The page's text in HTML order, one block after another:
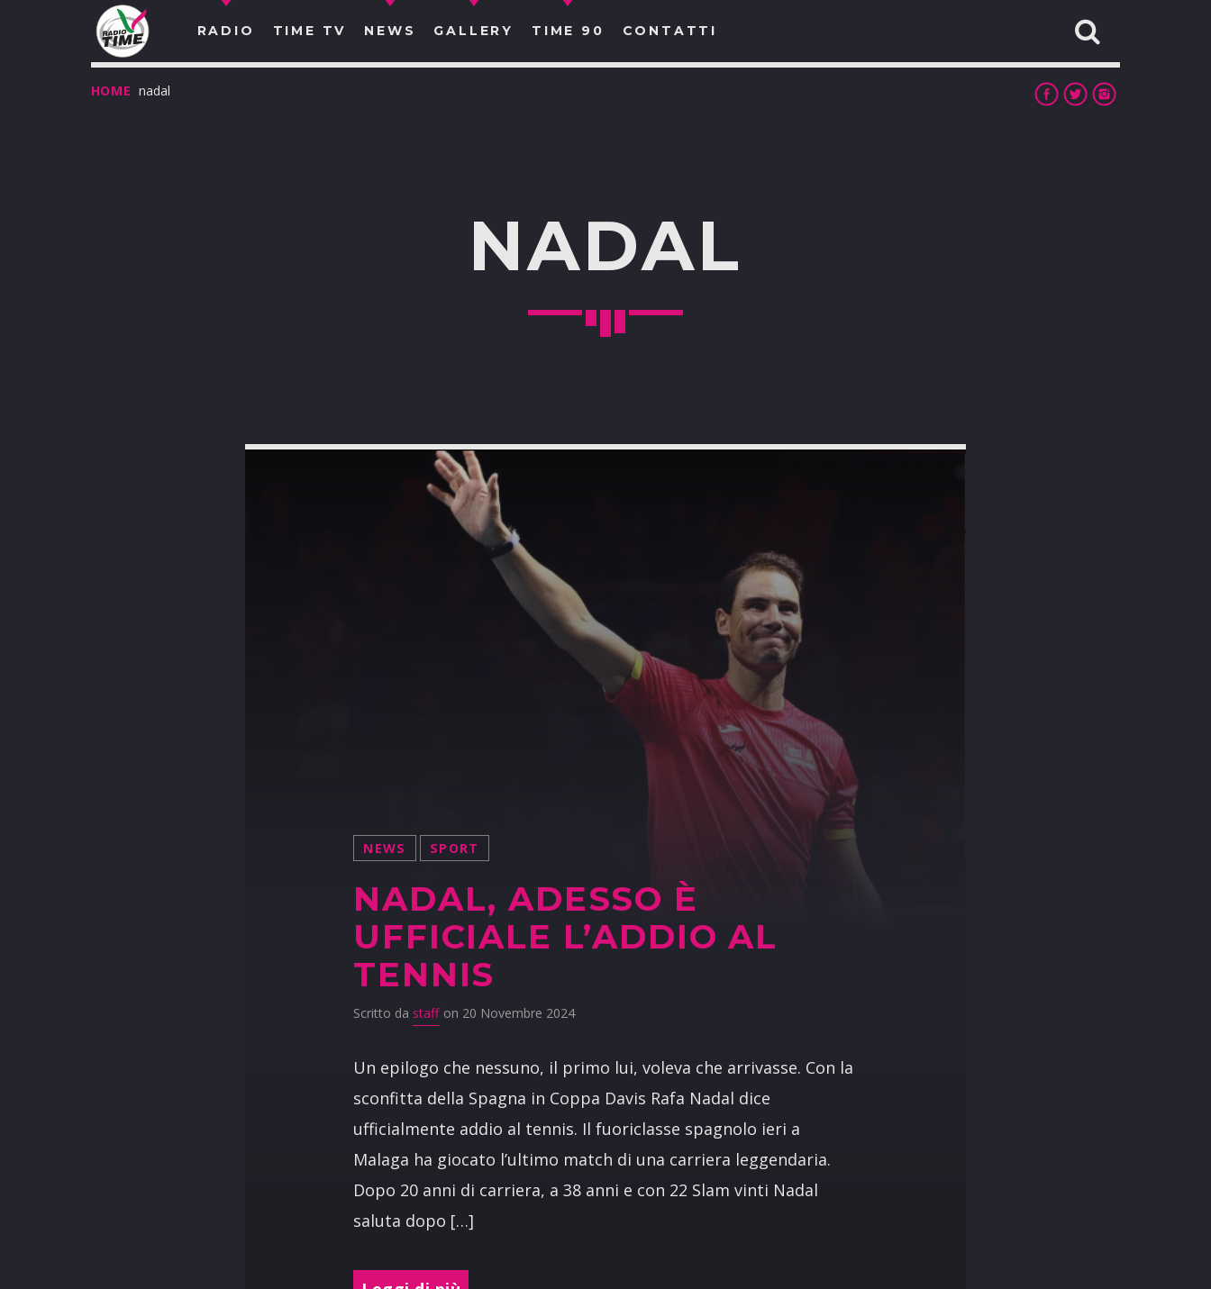
RADIO TIME TV NEWS GALLERY TIME 90 CONTATTI
HOME nadal
NADAL
NEWS SPORT
NADAL, ADESSO È
UFFICIALE L’ADDIO AL
TENNIS
Scritto da staff on 20 Novembre 2024
Un epilogo che nessuno, il primo lui, voleva che arrivasse. Con la
sconfitta della Spagna in Coppa Davis Rafa Nadal dice
ufficialmente addio al tennis. Il fuoriclasse spagnolo ieri a
Malaga ha giocato l’ultimo match di una carriera leggendaria.
Dopo 20 anni di carriera, a 38 anni e con 22 Slam vinti Nadal
saluta dopo […]